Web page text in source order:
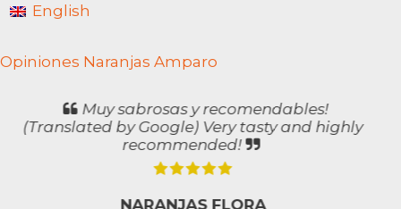
English
Opiniones Naranjas Amparo
Llegué a esta tienda online por la
recomendación de un amigo e hice mi
primer pedido de naranjas, aguacates y
limones, y tengo que decir que la experiencia
en cuanto al trato y profesionalidad, así
como la calidad del producto recibido, ha